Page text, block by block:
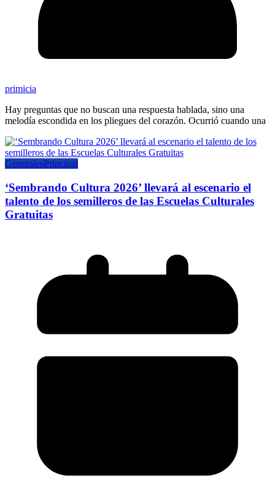
primicia
Hay preguntas que no buscan una respuesta hablada, sino una
melodía escondida en los pliegues del corazón. Ocurrió cuando una
GeneralesPrincipal
‘Sembrando Cultura 2026’ llevará al escenario el
talento de los semilleros de las Escuelas Culturales
Gratuitas